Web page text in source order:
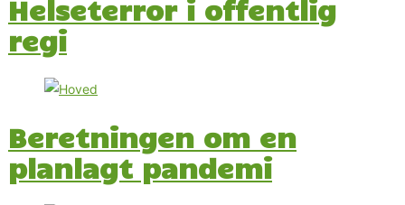
Helseterror i offentlig
regi
Beretningen om en
planlagt pandemi